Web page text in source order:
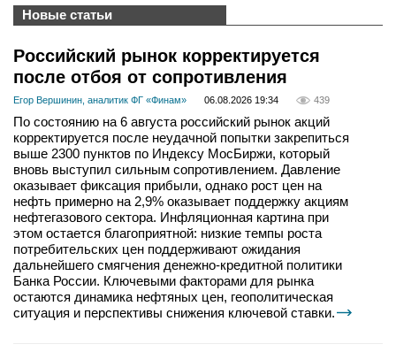
Новые статьи
Российский рынок корректируется
после отбоя от сопротивления
Егор Вершинин, аналитик ФГ «Финам» 06.08.2026 19:34 439
По состоянию на 6 августа российский рынок акций
корректируется после неудачной попытки закрепиться
выше 2300 пунктов по Индексу МосБиржи, который
вновь выступил сильным сопротивлением. Давление
оказывает фиксация прибыли, однако рост цен на
нефть примерно на 2,9% оказывает поддержку акциям
нефтегазового сектора. Инфляционная картина при
этом остается благоприятной: низкие темпы роста
потребительских цен поддерживают ожидания
дальнейшего смягчения денежно-кредитной политики
Банка России. Ключевыми факторами для рынка
остаются динамика нефтяных цен, геополитическая
ситуация и перспективы снижения ключевой ставки.